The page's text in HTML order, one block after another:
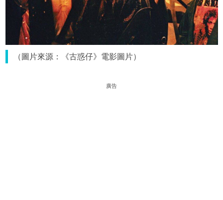
（圖片來源：《古惑仔》電影圖片）
廣告